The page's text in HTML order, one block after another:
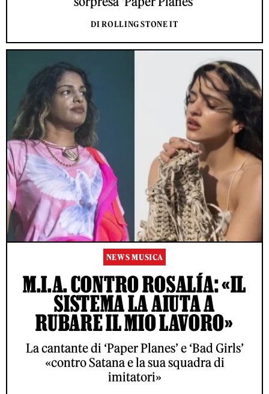
DI ROLLING STONE IT
NEWS MUSICA
M.I.A. CONTRO ROSALÍA: «IL
SISTEMA LA AIUTA A
RUBARE IL MIO LAVORO»
La cantante di ‘Paper Planes’ e ‘Bad Girls’
«contro Satana e la sua squadra di
imitatori»